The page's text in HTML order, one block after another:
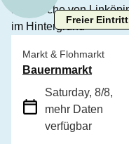
Freier Eintritt
Markt & Flohmarkt
Bauernmarkt
Saturday, 8/8,
mehr Daten
verfügbar